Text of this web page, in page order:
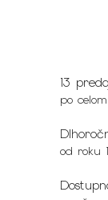
13
po
od roku